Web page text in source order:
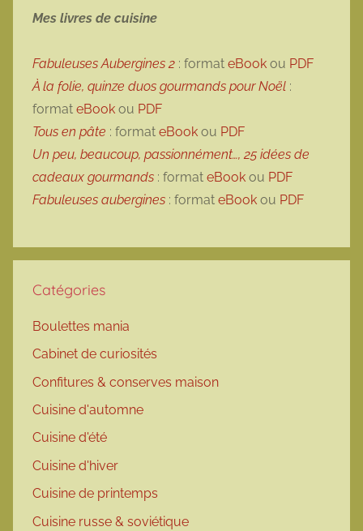
Mes livres de cuisine
Fabuleuses Aubergines 2 : format eBook ou PDF
À la folie, quinze duos gourmands pour Noël :
format eBook ou PDF
Tous en pâte : format eBook ou PDF
Un peu, beaucoup, passionnément…, 25 idées de
cadeaux gourmands : format eBook ou PDF
Fabuleuses aubergines : format eBook ou PDF
Catégories
Boulettes mania
Cabinet de curiosités
Confitures & conserves maison
Cuisine d'automne
Cuisine d'été
Cuisine d'hiver
Cuisine de printemps
Cuisine russe & soviétique